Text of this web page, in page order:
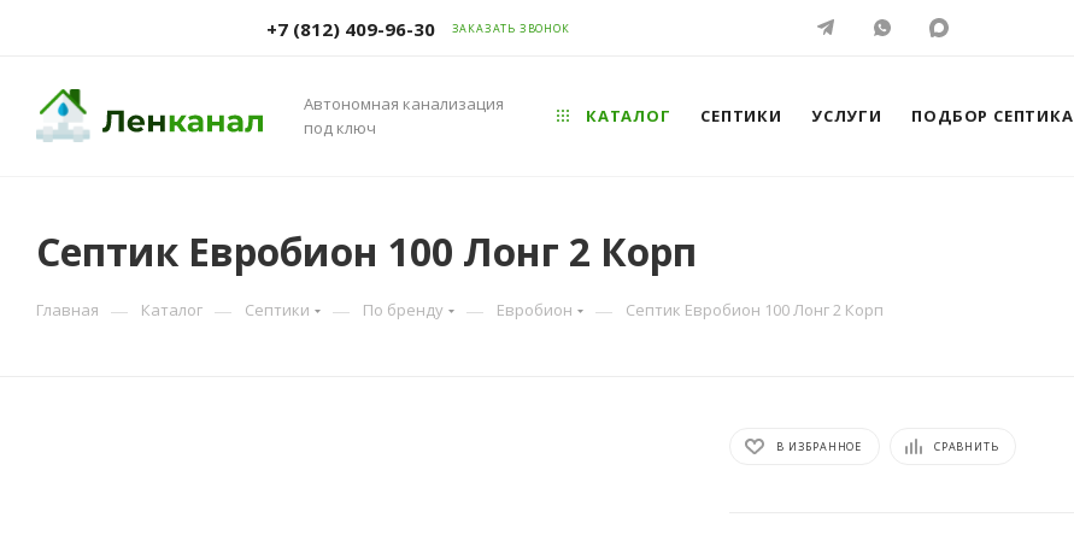
+7 (812) 409-96-30 ЗАКАЗАТЬ ЗВОНОК
Автономная канализация
под ключ
КАТАЛОГ СЕПТИКИ УСЛУГИ ПОДБОР СЕПТИКА
Септик Евробион 100 Лонг 2 Корп
Главная — Каталог — Септики — По бренду — Евробион — Септик Евробион 100 Лонг 2 Корп
В ИЗБРАННОЕ СРАВНИТЬ